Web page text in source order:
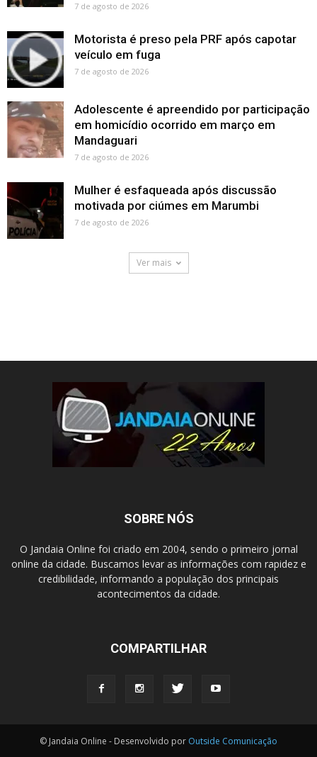
7 de agosto de 2026
Motorista é preso pela PRF após capotar
veículo em fuga
7 de agosto de 2026
Adolescente é apreendido por participação
em homicídio ocorrido em março em
Mandaguari
7 de agosto de 2026
Mulher é esfaqueada após discussão
motivada por ciúmes em Marumbi
7 de agosto de 2026
Ver mais
SOBRE NÓS
O Jandaia Online foi criado em 2004, sendo o primeiro jornal
online da cidade. Buscamos levar as informações com rapidez e
credibilidade, informando a população dos principais
acontecimentos da cidade.
COMPARTILHAR
© Jandaia Online - Desenvolvido por Outside Comunicação